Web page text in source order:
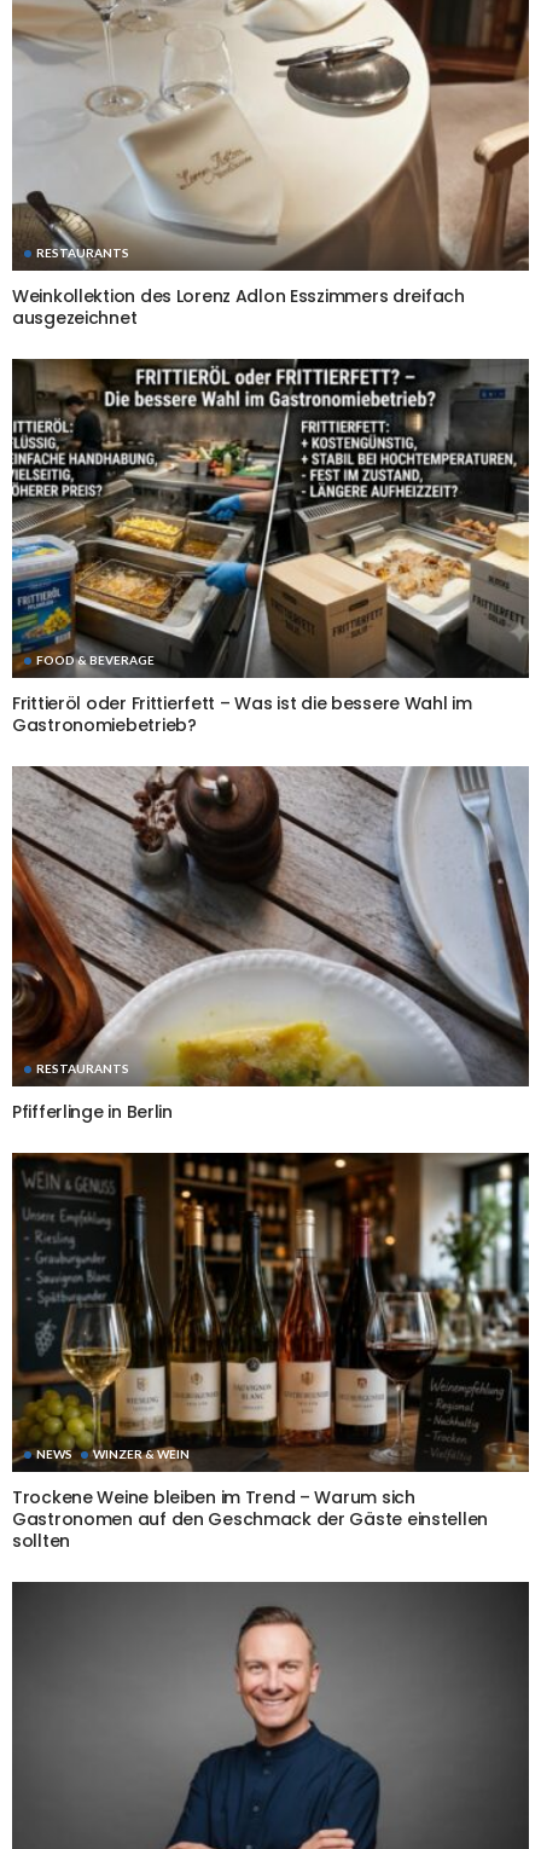
RESTAURANTS
Weinkollektion des Lorenz Adlon Esszimmers dreifach
ausgezeichnet
FOOD & BEVERAGE
Frittieröl oder Frittierfett – Was ist die bessere Wahl im
Gastronomiebetrieb?
RESTAURANTS
Pfifferlinge in Berlin
NEWS WINZER & WEIN
Trockene Weine bleiben im Trend – Warum sich
Gastronomen auf den Geschmack der Gäste einstellen
sollten